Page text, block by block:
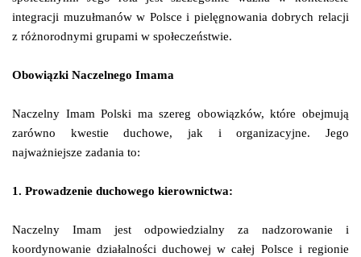
integracji muzułmanów w Polsce i pielęgnowania dobrych relacji
z różnorodnymi grupami w społeczeństwie.
Obowiązki Naczelnego Imama
Naczelny Imam Polski ma szereg obowiązków, które obejmują
zarówno kwestie duchowe, jak i organizacyjne. Jego
najważniejsze zadania to:
1. Prowadzenie duchowego kierownictwa:
Naczelny Imam jest odpowiedzialny za nadzorowanie i
koordynowanie działalności duchowej w całej Polsce i regionie